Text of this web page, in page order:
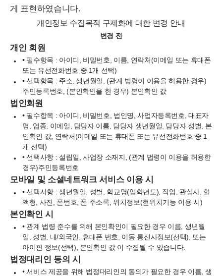
게 표현하였습니다.
개인정보 수집목적 구제화에 대한 변경 안내
변경 전
개인 회원
• 필수항목 : 아이디, 비밀번호, 이름, 연락처(이메일 또는 휴대폰
또는 유선전화번호 중 1개 선택)
• 선택항목 : 주소, 생년월일, (관계 법령이 이용을 허용한 경우)
주민등록번호, (본인확인을 한 경우) 본인확인 값
법인회원
• 필수항목 : 아이디, 비밀번호, 법인명, 사업자등록번호, 대표자
명, 업종, 이메일, 담당자 이름, 담당자 생년월일, 담당자 성별, 본
인확인 값, 연락처(이메일 또는 휴대폰 또는 유선전화번호 중 1
개 선택)
• 선택사항 : 설립일,사업장 소재지
, (관계 법령이 이용을 허용한
경우)주민등록번호
모바일 및 소셜네트워크 서비스 이용 시
• 선택사항 : 생년월일, 성별, 학교명(입학년도), 직업, 관심사, 혈
액형 , 사진, 폰번호 , 폰 주소록, 위치정보(현위치기능 이용 시)
본인확인 시
• 관계 법령 준수를 위해 본인확인이 필요한 경우 이름, 생년월
일, 성별, 내/외국인, 휴대폰 번호, 이동 통신사정보(선택), 또는
아이핀 정보(선택), 본인확인 값이 수집될 수 있습니다.
법정대리인 동의 시
•서비스 제공을 위해 법정대리인의 동의가 필요한 경우 이름, 생